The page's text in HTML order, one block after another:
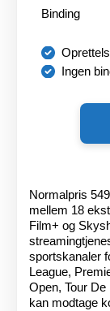
Binding
Ingen
Normalpris
mellem 18
Film+ og
sportskanaler
League,
Open, Tour
kan modtage